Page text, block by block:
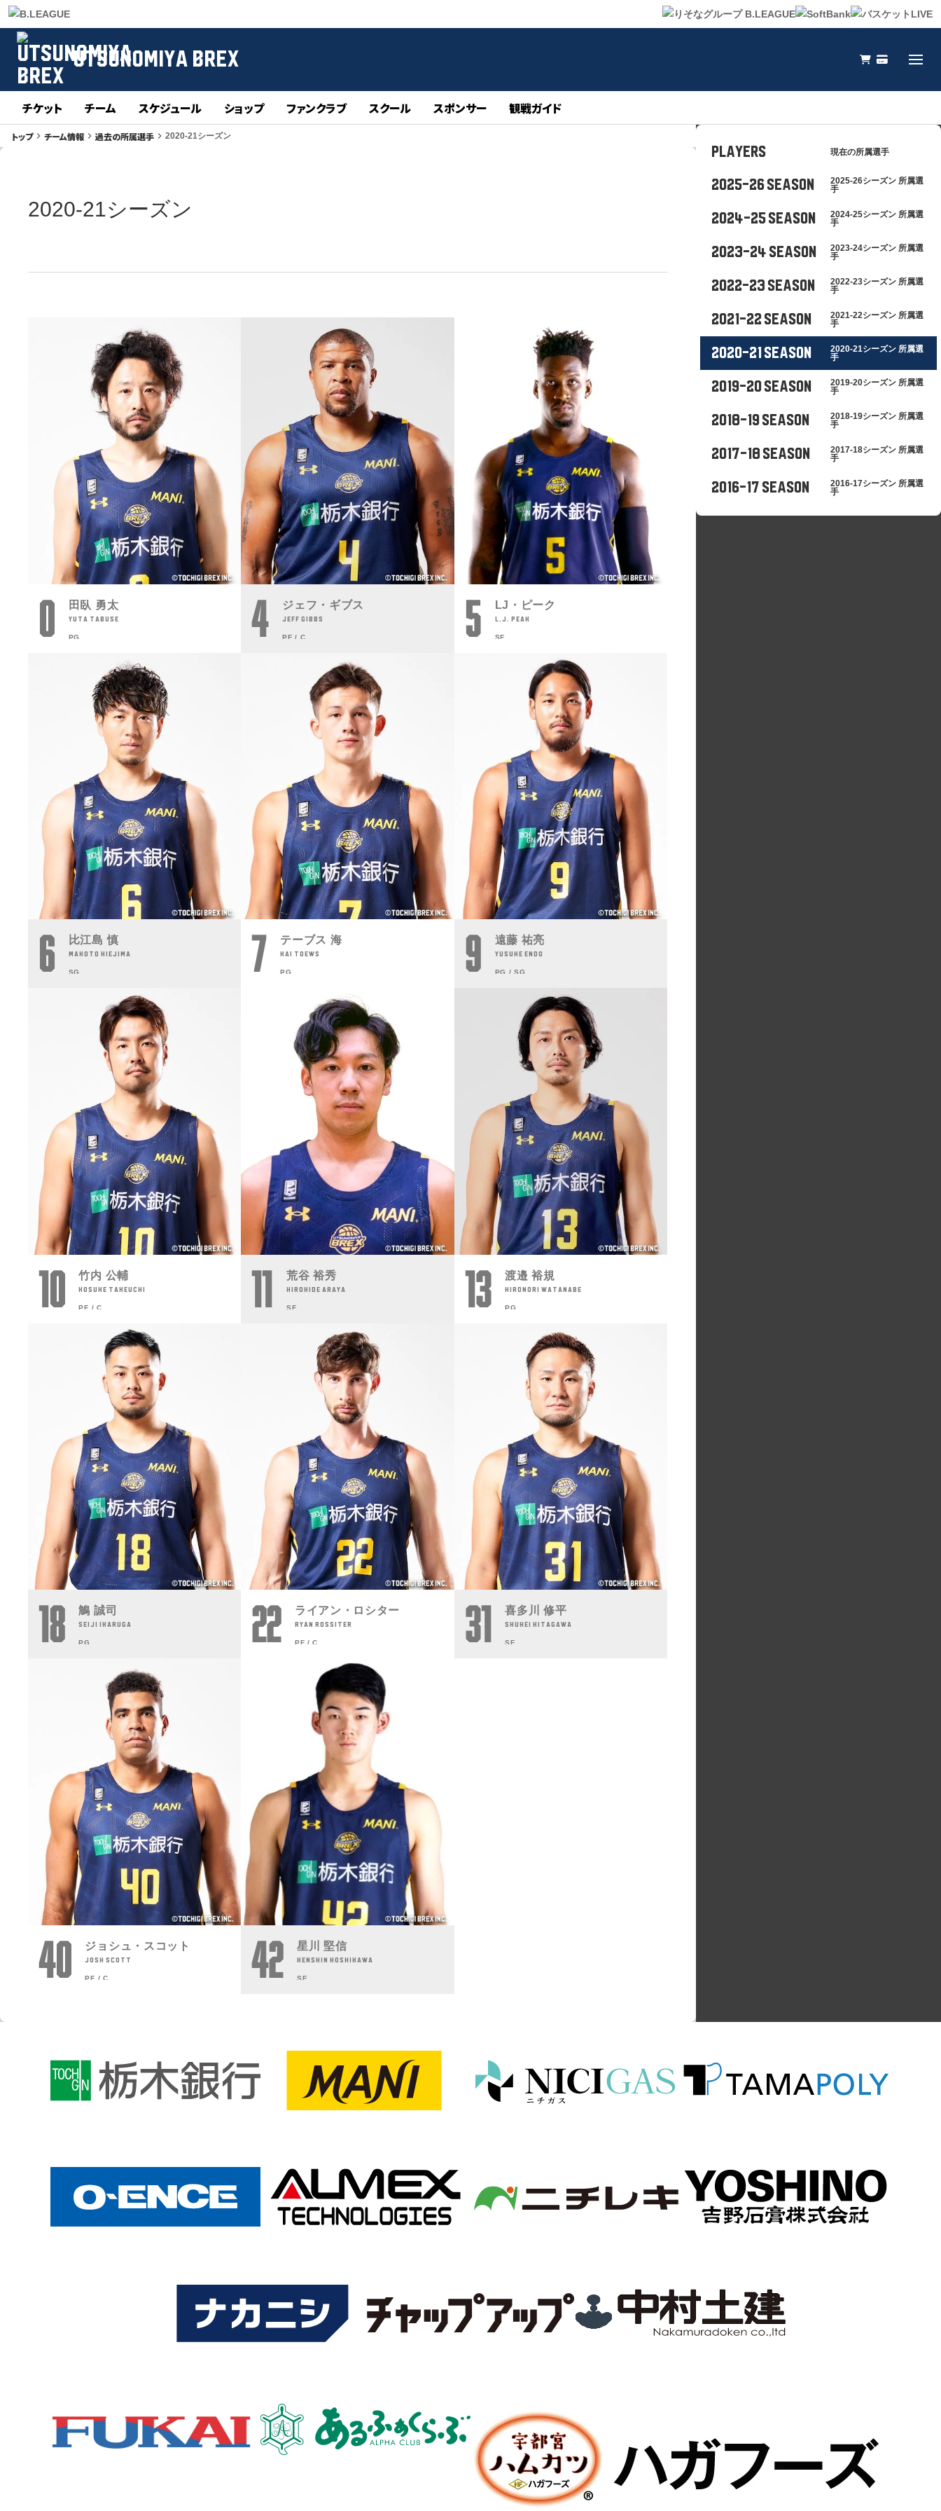
UTSUNOMIYA BREX
チケット チーム スケジュール ショップ ファンクラブ スクール スポンサー 観戦ガイド
トップkeyboard_arrow_right チーム情報 keyboard_arrow_right 過去の所属選手 keyboard_arrow_right 2020-21シーズン
2020-21シーズン
0 田臥 勇太
YUTA TABUSE
PG 4 ジェフ・ギブス
JEFF GIBBS
PF / C 5 LJ・ピーク
L.J. PEAK
SF
6 比江島 慎
MAKOTO HIEJIMA
SG 7 テーブス 海
KAI TOEWS
PG 9 遠藤 祐亮
YUSUKE ENDO
PG / SG
10 竹内 公輔
KOSUKE TAKEUCHI
PF / C 11 荒谷 裕秀
HIROHIDE ARAYA
SF 13 渡邉 裕規
HIRONORI WATANABE
PG
18 鵤 誠司
SEIJI IKARUGA
PG 22 ライアン・ロシター
RYAN ROSSITER
PF / C 31 喜多川 修平
SHUHEI KITAGAWA
SF
40 ジョシュ・スコット
JOSH SCOTT
PF / C 42 星川 堅信
KENSHIN HOSHIKAWA
SF
PLAYERS 現在の所属選手
2025-26 SEASON
2025-26シーズン 所属選
手
2024-25 SEASON
2024-25シーズン 所属選
手
2023-24 SEASON
2023-24シーズン 所属選
手
2022-23 SEASON
2022-23シーズン 所属選
手
2021-22 SEASON
2021-22シーズン 所属選
手
2020-21 SEASON
2020-21シーズン 所属選
手
2019-20 SEASON
2019-20シーズン 所属選
手
2018-19 SEASON
2018-19シーズン 所属選
手
2017-18 SEASON
2017-18シーズン 所属選
手
2016-17 SEASON
2016-17シーズン 所属選
手